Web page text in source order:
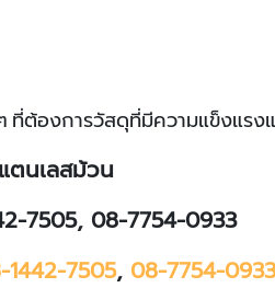
ต้องการวัสดุที่มีความแข็งแรง
ตนเลสม้วน
7505, 08-7754-0933
1442-7505, 08-7754-0933